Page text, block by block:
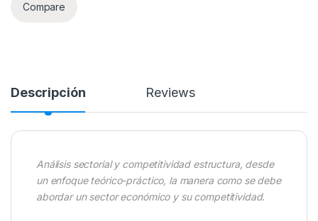
Compare
Descripción Reviews
Análisis sectorial y competitividad estructura, desde
un enfoque teórico-práctico, la manera como se debe
abordar un sector económico y su competitividad.